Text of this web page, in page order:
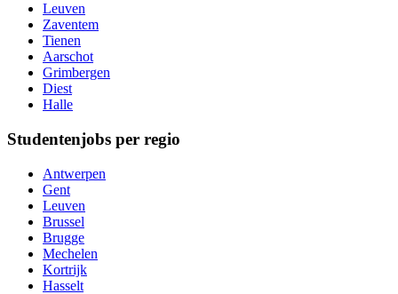
Leuven
Zaventem
Tienen
Aarschot
Grimbergen
Diest
Halle
Studentenjobs per regio
Antwerpen
Gent
Leuven
Brussel
Brugge
Mechelen
Kortrijk
Hasselt